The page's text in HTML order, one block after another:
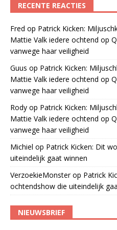
RECENTE REACTIES
Fred op Patrick Kicken:
Mattie Valk iedere ochtend op
vanwege haar veiligheid
Guus op Patrick Kicken:
Mattie Valk iedere ochtend op
vanwege haar veiligheid
Rody op Patrick Kicken:
Mattie Valk iedere ochtend op
vanwege haar veiligheid
Michiel op Patrick Kicken: Dit
uiteindelijk gaat winnen
VerzoekieMonsterop Patrick
ochtendshow die uiteindelijk
NIEUWSBRIEF